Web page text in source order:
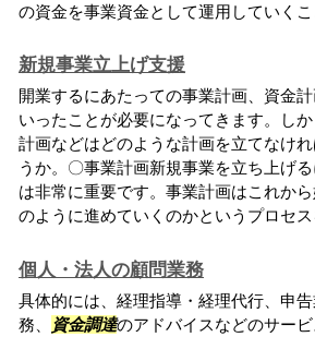
の資金を事業資金として運用していく
新規事業立上げ支援
開業するにあたっての事業計画、資金計
いったことが必要になってきます。し
計画などはどのような計画を立てなけ
うか。〇事業計画新規事業を立ち上げ
は非常に重要です。事業計画はこれか
のように進めていくのかというプロセ
個人・法人の顧問業務
具体的には、経理指導・経理代行、申
務、
資金調達のアドバイスなどのサー